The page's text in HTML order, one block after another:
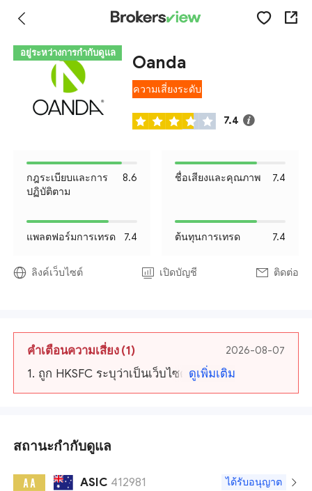
อยู่ระหว่างการกำกับดูแล Oanda
ความเสี่ยงระดับ
7.4
กฎระเบียบและการ
ปฏิบัติตาม
8.6 ชื่อเสียงและคุณภาพ 7.4
แพลตฟอร์มการเทรด 7.4 ต้นทุนการเทรด 7.4
ลิงค์เว็บไซต์ เปิดบัญชี ติดต่อ
คำเตือนความเสี่ยง(1) 2026-08-07
1. ถูก HKSFC ระบุว่าเป็นเว็บไซต์ที่น่าสงสัย
ดูเพิ่มเติม
สถานะกำกับดูแล
A A ASIC 412981 ได้รับอนุญาต